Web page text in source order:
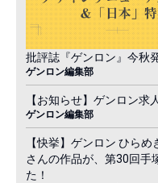
批評誌『ゲンロン』今秋
ゲンロン編集部
【お知らせ】ゲンロン求
ゲンロン編集部
【快挙】ゲンロン ひら
さんの作品が、第30回手
た！